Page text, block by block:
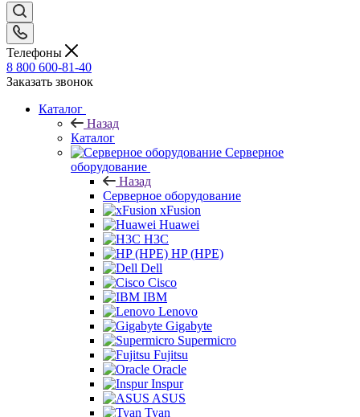
Телефоны
8 800 600-81-40
Заказать звонок
Каталог
Назад
Каталог
Серверное
оборудование
Назад
Серверное оборудование
xFusion
Huawei
H3C
HP (HPE)
Dell
Cisco
IBM
Lenovo
Gigabyte
Supermicro
Fujitsu
Oracle
Inspur
ASUS
Tyan